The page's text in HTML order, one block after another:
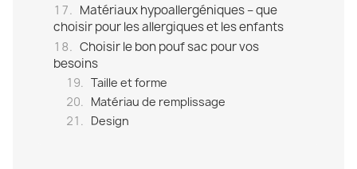
Matériaux hypoallergéniques – que
choisir pour les allergiques et les enfants
Choisir le bon pouf sac pour vos
besoins
Taille et forme
Matériau de remplissage
Design